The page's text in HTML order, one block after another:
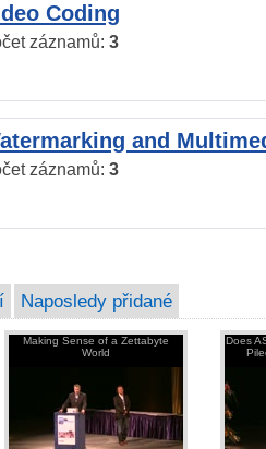
Coding
záznamů: 3
and
záznamů: 3
Naposledy přidané
Making Sense of a Zettabyte
World
Does